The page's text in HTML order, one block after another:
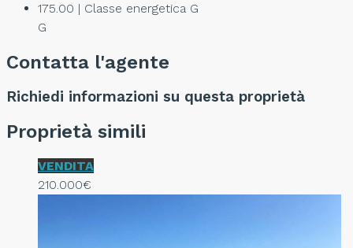
175.00 | Classe energetica G
G
Contatta l'agente
Richiedi informazioni su questa proprietà
Proprietà simili
VENDITA
210.000€